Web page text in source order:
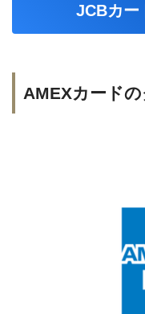
JCBカー
AMEXカード